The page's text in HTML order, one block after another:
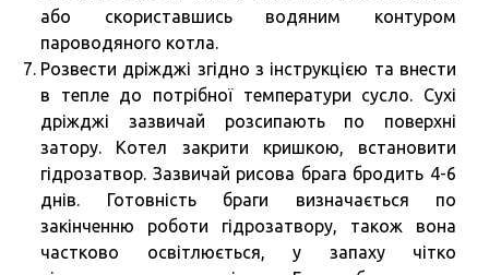
або скориставшись водяним контуром
пароводяного котла.
Розвести дріжджі згідно з інструкцією та внести
в тепле до потрібної температури сусло. Сухі
дріжджі зазвичай розсипають по поверхні
затору. Котел закрити кришкою, встановити
гідрозатвор. Зазвичай рисова брага бродить 4-6
днів. Готовність браги визначається по
закінченню роботи гідрозатвору, також вона
частково освітлюється, у запаху чітко